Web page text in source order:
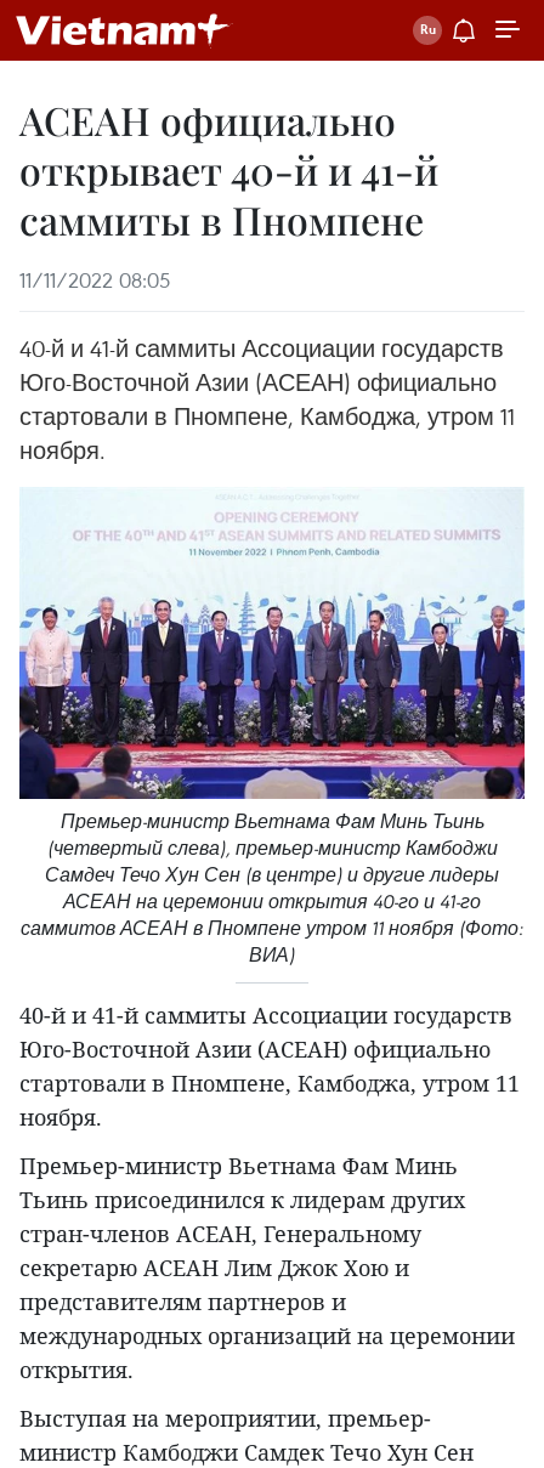
АСЕАН официально
открывает 40-й и 41-й
саммиты в Пномпене
11/11/2022 08:05
40-й и 41-й саммиты Ассоциации государств
Юго-Восточной Азии (АСЕАН) официально
стартовали в Пномпене, Камбоджа, утром 11
ноября.
Премьер-министр Вьетнама Фам Минь Тьинь
(четвертый слева), премьер-министр Камбоджи
Самдеч Течо Хун Сен (в центре) и другие лидеры
АСЕАН на церемонии открытия 40-го и 41-го
саммитов АСЕАН в Пномпене утром 11 ноября (Фото:
ВИА)
40-й и 41-й саммиты Ассоциации государств
Юго-Восточной Азии (АСЕАН) официально
стартовали в Пномпене, Камбоджа, утром 11
ноября.
Премьер-министр Вьетнама Фам Минь
Тьинь присоединился к лидерам других
стран-членов АСЕАН, Генеральному
секретарю АСЕАН Лим Джок Хою и
представителям партнеров и
международных организаций на церемонии
открытия.
Выступая на мероприятии, премьер-
министр Камбоджи Самдек Течо Хун Сен